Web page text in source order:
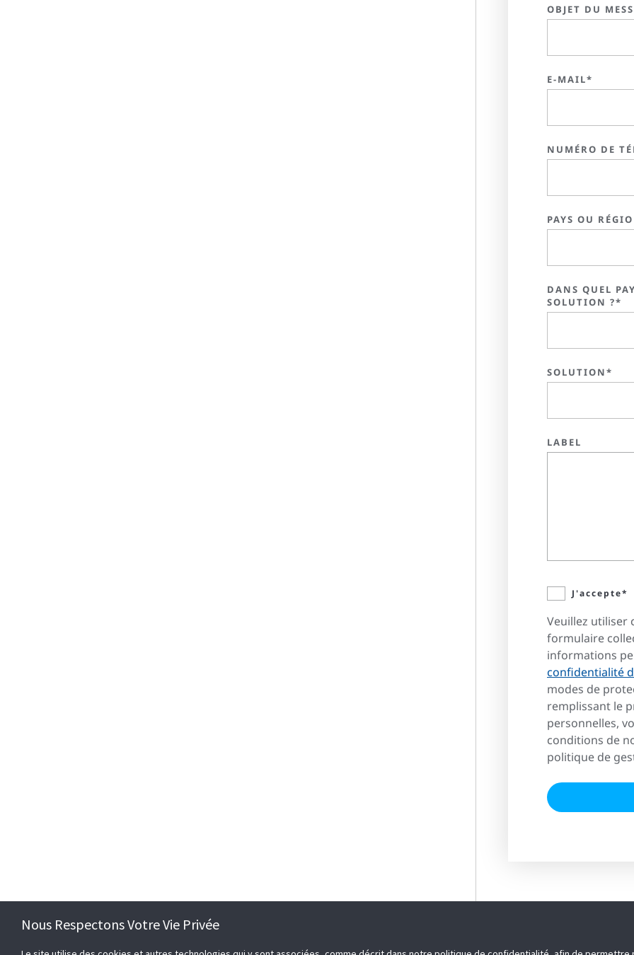
OBJET DU
E-MAIL*
NUMÉRO DE
PAYS OU
DANS QUEL
SOLUTION ?*
SOLUTION*
LABEL
J'accepte*
Veuillez utiliser
formulaire
informations
confidentialité
modes de
remplissant le
personnelles,
conditions de
politique de
Nous Respectons Votre Vie Privée